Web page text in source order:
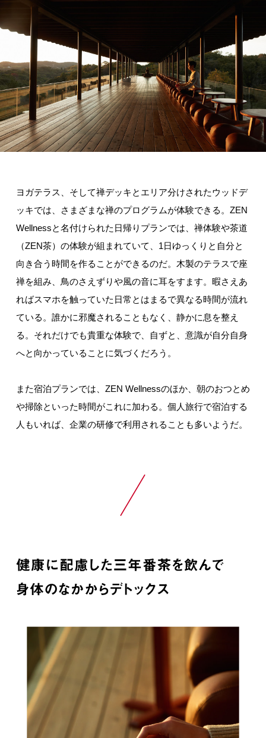
ヨガテラス、そして禅デッキとエリア分けされたウッドデ
ッキでは、さまざまな禅のプログラムが体験できる。ZEN
Wellnessと名付けられた日帰りプランでは、禅体験や茶道
（ZEN茶）の体験が組まれていて、1日ゆっくりと自分と
向き合う時間を作ることができるのだ。木製のテラスで座
禅を組み、鳥のさえずりや風の音に耳をすます。暇さえあ
ればスマホを触っていた日常とはまるで異なる時間が流れ
ている。誰かに邪魔されることもなく、静かに息を整え
る。それだけでも貴重な体験で、自ずと、意識が自分自身
へと向かっていることに気づくだろう。
また宿泊プランでは、ZEN Wellnessのほか、朝のおつとめ
や掃除といった時間がこれに加わる。個人旅行で宿泊する
人もいれば、企業の研修で利用されることも多いようだ。